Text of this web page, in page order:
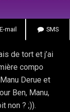
E-mail SMS
de tort et j’ai
compo
Derue et
Ben, Manu,
non ? ;)).